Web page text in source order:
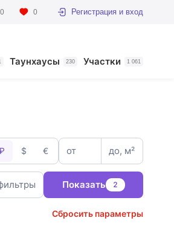
0 0 Регистрация и вход
Таунхаусы 230 Участки 1 061
$ € от до, м²
Показать 2
Сбросить параметры